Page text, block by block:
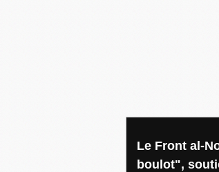
Le Front al-
boulot",